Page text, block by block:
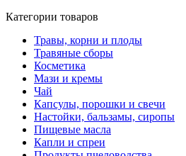
Категории товаров
Травы, корни и плоды
Травяные сборы
Косметика
Мази и кремы
Чай
Капсулы, порошки и свечи
Настойки, бальзамы, сиропы
Пищевые масла
Капли и спреи